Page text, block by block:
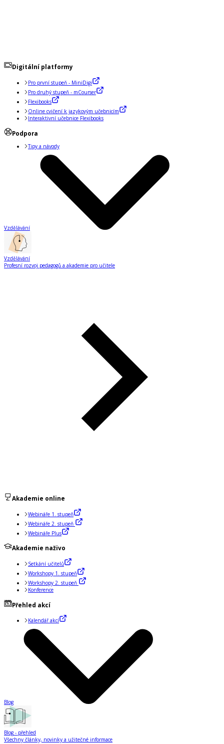
Digitální platformy
Pro první stupeň - MiniDigi
Pro druhý stupeň - mCourser
Flexibooks
Online cvičení k jazykovým učebnicím
Interaktivní učebnice Flexibooks
Podpora
Tipy a návody
Vzdělávání
Vzdělávání
Profesní rozvoj pedagogů a akademie pro učitele
Akademie online
Webináře 1. stupeň
Webináře 2. stupeň
Webináře Plus
Akademie naživo
Setkání učitelů
Workshopy 1. stupeň
Workshopy 2. stupeň
Konference
Přehled akcí
Kalendář akcí
Blog
Blog - přehled
Všechny články, novinky a užitečné informace